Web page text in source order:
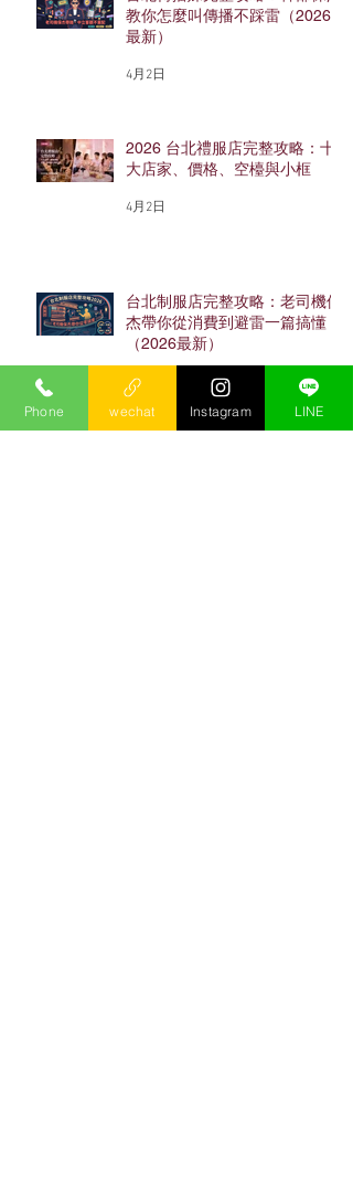
教你怎麼叫傳播不踩雷（2026
最新）
4月2日
2026 台北禮服店完整攻略：十
大店家、價格、空檯與小框
4月2日
台北制服店完整攻略：老司機保
杰帶你從消費到避雷一篇搞懂
（2026最新）
4月2日
Phone wechat Instagram LINE